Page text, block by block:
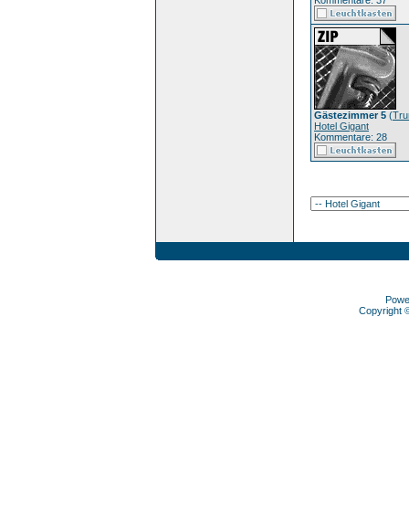
Gästezimmer 5 (
Hotel Gigant
Kommentare: 28
Copyright